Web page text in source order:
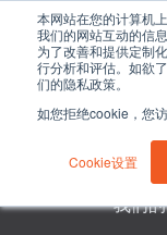
本网站在您的计算机
我们的网站互动的信
为了改善和提供定制
行分析和评估。如欲
们的隐私政策。
如您拒绝cookie，您
Cookie设置
有任何问题或建
我们